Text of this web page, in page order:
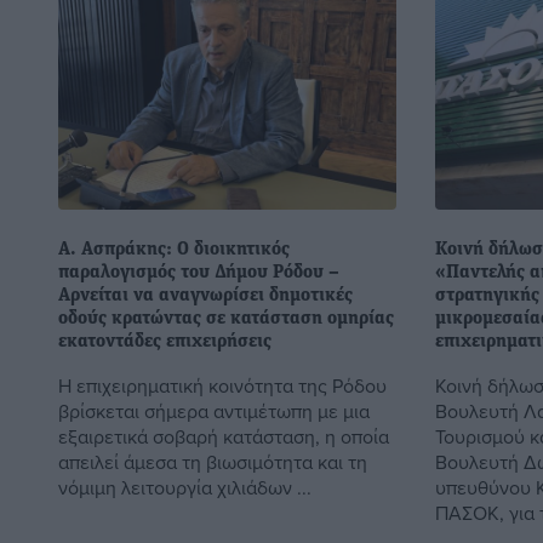
Α. Ασπράκης: Ο διοικητικός
παραλογισμός του Δήμου Ρόδου –
Αρνείται να αναγνωρίσει δημοτικές
οδούς κρατώντας σε κατάσταση ομηρίας
εκατοντάδες επιχειρήσεις
Η επιχειρηματική κοινότητα της Ρόδου
βρίσκεται σήμερα αντιμέτωπη με μια
εξαιρετικά σοβαρή κατάσταση, η οποία
απειλεί άμεσα τη βιωσιμότητα και τη
νόμιμη λειτουργία χιλιάδων ...
Κοινή
«Παντελής
Κοινή
Βουλευτή
Τουρισμού
Βουλευτή
υπευθύνου
ΠΑΣΟΚ, για